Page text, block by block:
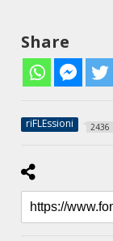
Share
riFLEssioni 2436